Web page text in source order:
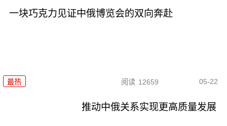
一块巧克力见证中俄博览会的双向奔赴
最热 阅读 12659 05-22
推动中俄关系实现更高质量发展